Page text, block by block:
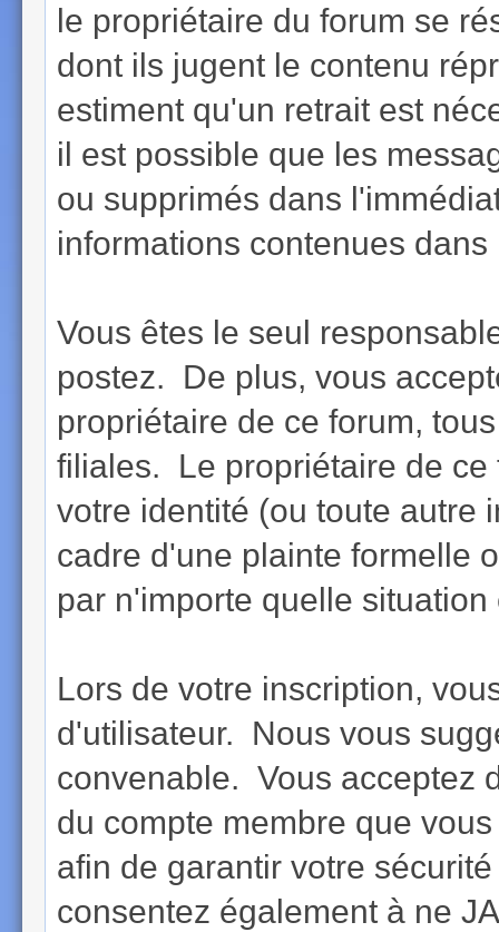
le propriétaire du forum se
dont ils jugent le contenu
estiment qu'un retrait est
il est possible que les
ou supprimés dans
informations contenues
Vous êtes le seul
postez. De plus, vous
propriétaire de ce forum,
filiales. Le propriétaire de ce
votre identité (ou toute autre
cadre d'une plainte formelle
par n'importe quelle
Lors de votre inscription,
d'utilisateur. Nous vous
convenable. Vous acceptez
du compte membre que
afin de garantir votre
consentez également à ne